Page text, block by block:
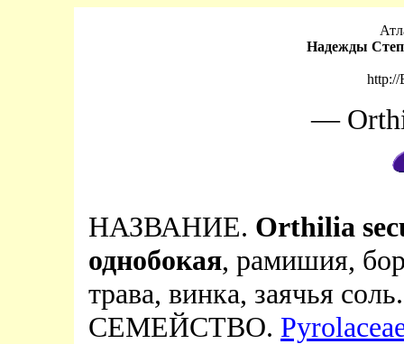
Надежды
http://
—
НАЗВАНИЕ. Orthilia
однобокая, рамишия,
трава, винка, заячья соль.
СЕМЕЙСТВО.